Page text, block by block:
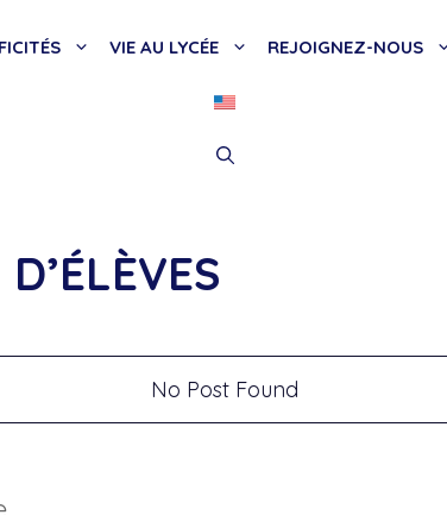
VIE AU LYCÉE REJOIGNEZ-NOUS
No Post Found